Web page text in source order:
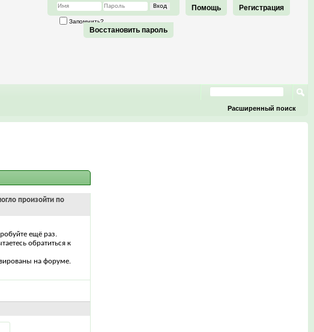
Регистрация
Помощь
Запомнить?
Восстановить пароль
Расширенный поиск
произойти по
ещё раз.
обратиться к
на форуме.